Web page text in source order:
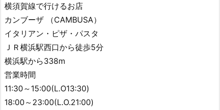
横須賀線で行けるお店
カンブーザ （CAMBUSA）
イタリアン・ピザ・パスタ
ＪＲ横浜駅西口から徒歩5分
横浜駅から338m
営業時間
11:30～15:00(L.O13:30)
18:00～23:00(L.O.21:00)